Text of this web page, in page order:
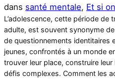
dans santé mentale, Et si
L’adolescence, cette période de
adulte, est souvent synonyme
de questionnements identitaires
jeunes, confrontés à un monde
trouver leur place, construire
défis complexes. Comment les